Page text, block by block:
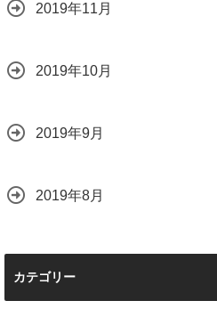
2019年11月
2019年10月
2019年9月
2019年8月
カテゴリー